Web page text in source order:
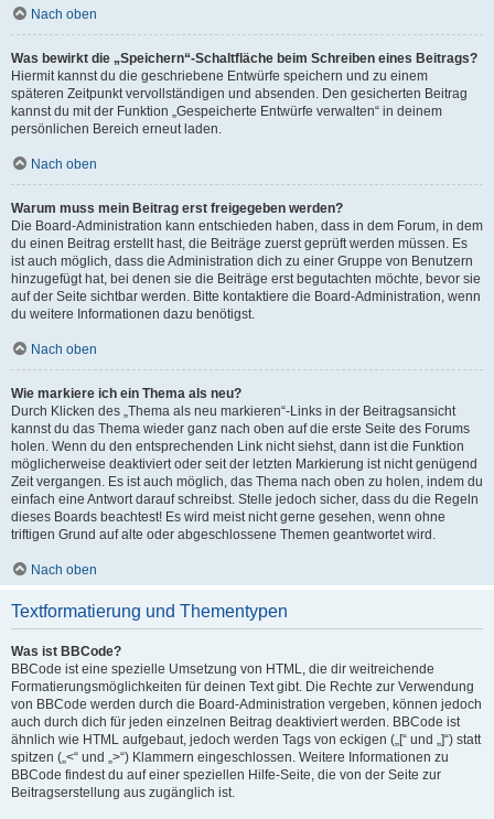
Nach oben
Was bewirkt die „Speichern“-Schaltfläche beim Schreiben eines Beitrags?
Hiermit kannst du die geschriebene Entwürfe speichern und zu einem
späteren Zeitpunkt vervollständigen und absenden. Den gesicherten Beitrag
kannst du mit der Funktion „Gespeicherte Entwürfe verwalten“ in deinem
persönlichen Bereich erneut laden.
Nach oben
Warum muss mein Beitrag erst freigegeben werden?
Die Board-Administration kann entschieden haben, dass in dem Forum, in dem
du einen Beitrag erstellt hast, die Beiträge zuerst geprüft werden müssen. Es
ist auch möglich, dass die Administration dich zu einer Gruppe von Benutzern
hinzugefügt hat, bei denen sie die Beiträge erst begutachten möchte, bevor sie
auf der Seite sichtbar werden. Bitte kontaktiere die Board-Administration, wenn
du weitere Informationen dazu benötigst.
Nach oben
Wie markiere ich ein Thema als neu?
Durch Klicken des „Thema als neu markieren“-Links in der Beitragsansicht
kannst du das Thema wieder ganz nach oben auf die erste Seite des Forums
holen. Wenn du den entsprechenden Link nicht siehst, dann ist die Funktion
möglicherweise deaktiviert oder seit der letzten Markierung ist nicht genügend
Zeit vergangen. Es ist auch möglich, das Thema nach oben zu holen, indem du
einfach eine Antwort darauf schreibst. Stelle jedoch sicher, dass du die Regeln
dieses Boards beachtest! Es wird meist nicht gerne gesehen, wenn ohne
triftigen Grund auf alte oder abgeschlossene Themen geantwortet wird.
Nach oben
Textformatierung und Thementypen
Was ist BBCode?
BBCode ist eine spezielle Umsetzung von HTML, die dir weitreichende
Formatierungsmöglichkeiten für deinen Text gibt. Die Rechte zur Verwendung
von BBCode werden durch die Board-Administration vergeben, können jedoch
auch durch dich für jeden einzelnen Beitrag deaktiviert werden. BBCode ist
ähnlich wie HTML aufgebaut, jedoch werden Tags von eckigen („[“ und „]“) statt
spitzen („<“ und „>“) Klammern eingeschlossen. Weitere Informationen zu
BBCode findest du auf einer speziellen Hilfe-Seite, die von der Seite zur
Beitragserstellung aus zugänglich ist.